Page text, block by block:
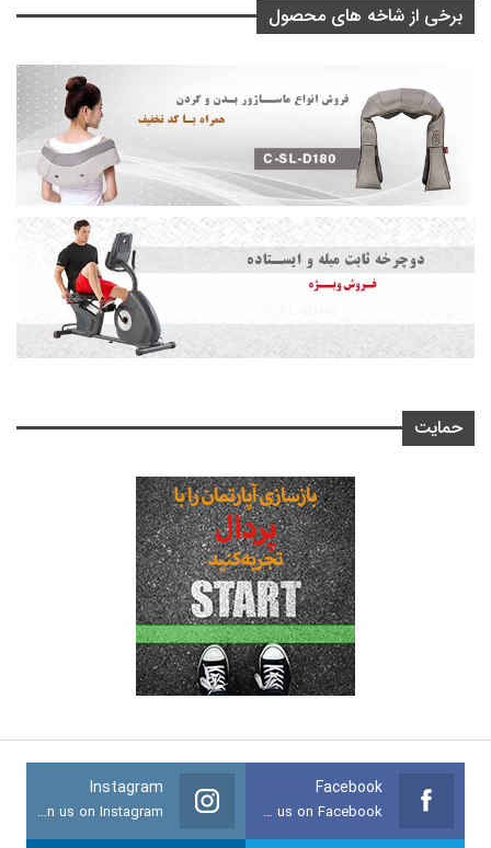
برخی از شاخه های محصول
حمایت
Facebook
Join us on Facebook
Instagram
Join us on Instagram